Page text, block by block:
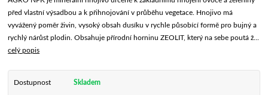
před vlastní výsadbou a k přihnojování v průběhu vegetace. Hnojivo má
vyvážený poměr živin, vysoký obsah dusíku v rychle působící formě pro bujný a
rychlý nárůst plodin. Obsahuje přírodní horninu ZEOLIT, který na sebe poutá ž...
celý popis
Dostupnost Skladem